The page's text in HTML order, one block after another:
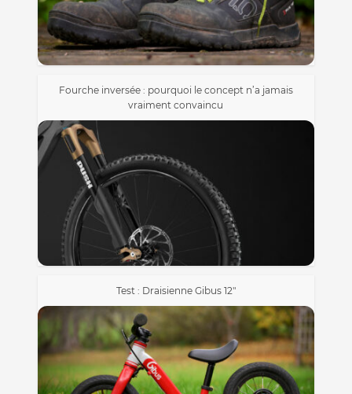
Fourche inversée : pourquoi le concept n’a jamais
vraiment convaincu
Test : Draisienne Gibus 12″